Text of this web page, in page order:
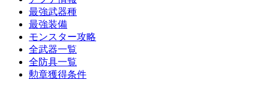
最強武器種
最強装備
モンスター攻略
全武器一覧
全防具一覧
勲章獲得条件